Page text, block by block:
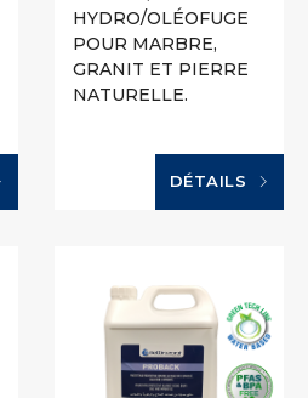
HYDRO/OLÉOFUGE
POUR MARBRE,
GRANIT ET PIERRE
NATURELLE.
DÉTAILS